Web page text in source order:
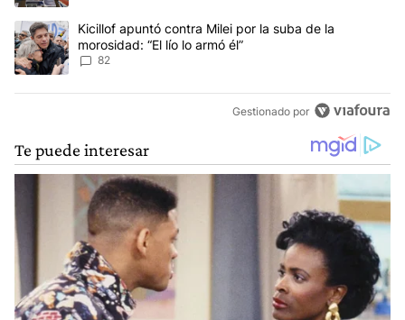
Un artículo de tendencia con el título "Kicillof apuntó contra Milei
Kicillof apuntó contra Milei por la suba de la
morosidad: “El lío lo armó él”
82
Gestionado por